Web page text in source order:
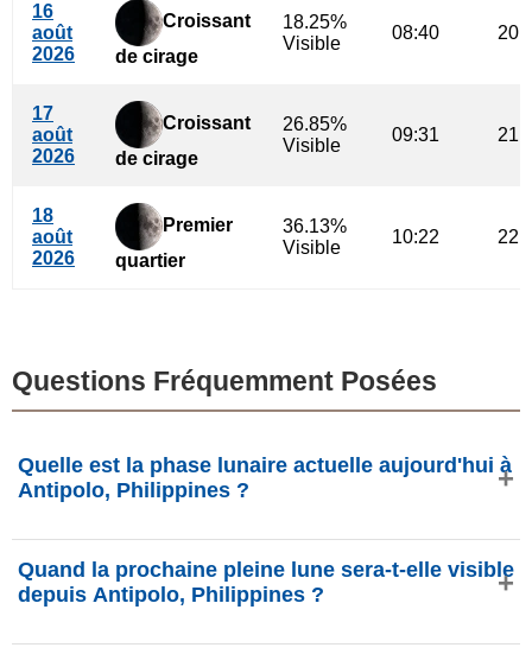
16
août
2026
Croissant
de cirage
18.25%
Visible
08:40
17
août
2026
Croissant
de cirage
26.85%
Visible
09:31
18
août
2026
Premier
quartier
36.13%
Visible
10:22
Questions Fréquemment Posées
Quelle est la phase lunaire actuelle aujourd'hui à
Antipolo, Philippines ?
Lune est dans la phase Dernier croissantavec 23.83%
d'illumination, elle a 24.74 jours et se situe dans la
Quand la prochaine pleine lune sera-t-elle visible
depuis Antipolo, Philippines ?